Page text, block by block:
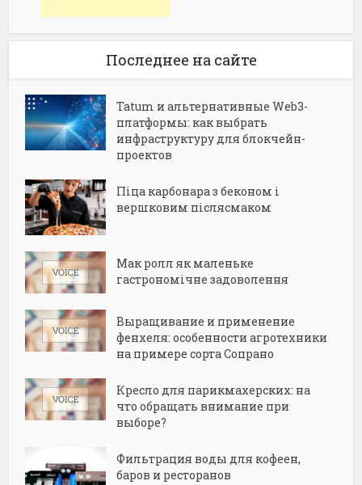
Последнее на сайте
Tatum и альтернативные Web3-
платформы: как выбрать
инфраструктуру для блокчейн-
проектов
Піца карбонара з беконом і
вершковим післясмаком
Мак ролл як маленьке
гастрономічне задоволення
Выращивание и применение
фенхеля: особенности агротехники
на примере сорта Сопрано
Кресло для парикмахерских: на
что обращать внимание при
выборе?
Фильтрация воды для кофеен,
баров и ресторанов